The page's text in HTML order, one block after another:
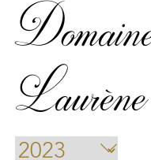
Laurène